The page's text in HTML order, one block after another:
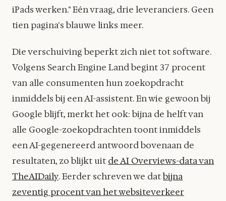
iPads werken." Eén vraag, drie leveranciers. Geen
tien pagina's blauwe links meer.
Die verschuiving beperkt zich niet tot software.
Volgens Search Engine Land begint 37 procent
van alle consumenten hun zoekopdracht
inmiddels bij een AI-assistent. En wie gewoon bij
Google blijft, merkt het ook: bijna de helft van
alle Google-zoekopdrachten toont inmiddels
een AI-gegenereerd antwoord bovenaan de
resultaten, zo blijkt uit de AI Overviews-data van
TheAIDaily. Eerder schreven we datbijna
zeventig procent van het websiteverkeer